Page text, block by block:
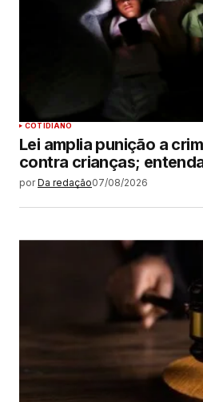
COTIDIANO
Lei amplia punição a
contra crianças;
por Da redação07/08/2026